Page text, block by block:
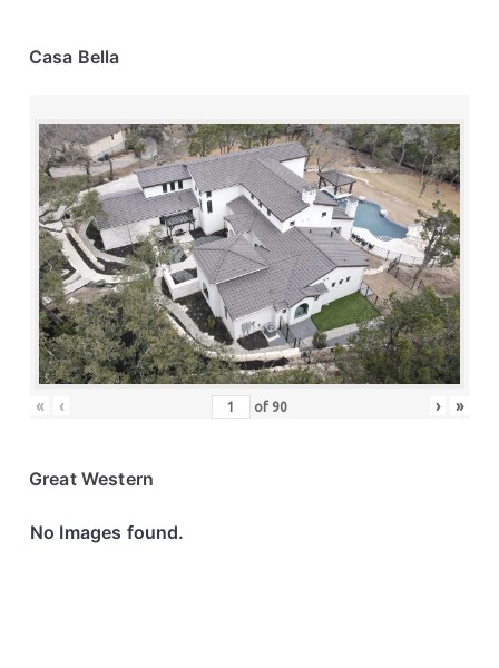
Casa Bella
« ‹ of 90 › »
Great Western
No Images found.